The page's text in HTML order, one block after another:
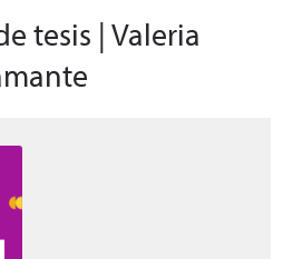
tesis | Valeria